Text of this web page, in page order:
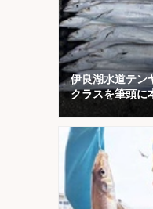
伊良湖水道テン
クラスを筆頭に